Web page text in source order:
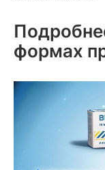
формах